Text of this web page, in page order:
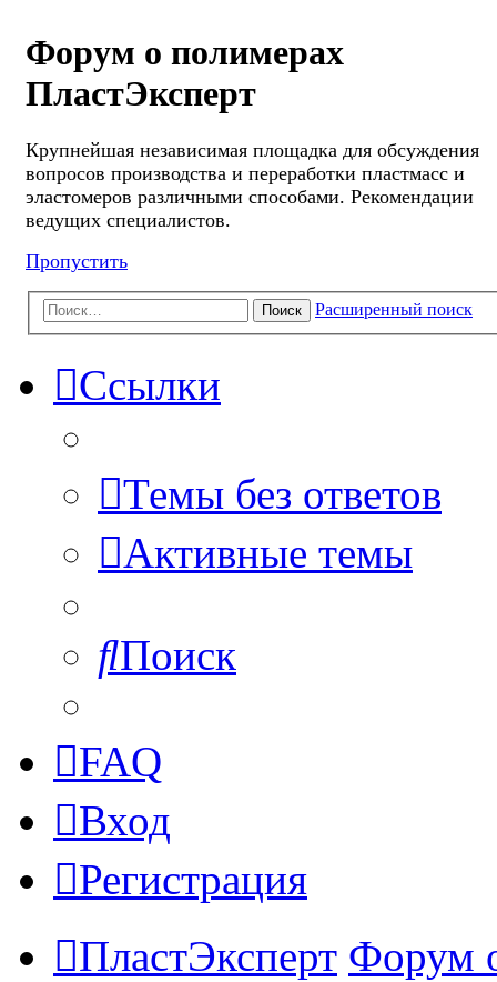
Форум о полимерах
ПластЭксперт
Крупнейшая независимая площадка для обсуждения
вопросов производства и переработки пластмасс и
эластомеров различными способами. Рекомендации
ведущих специалистов.
Пропустить
Поиск Расширенный поиск
Ссылки
Темы без ответов
Активные темы
Поиск
FAQ
Вход
Регистрация
ПластЭксперт Форум